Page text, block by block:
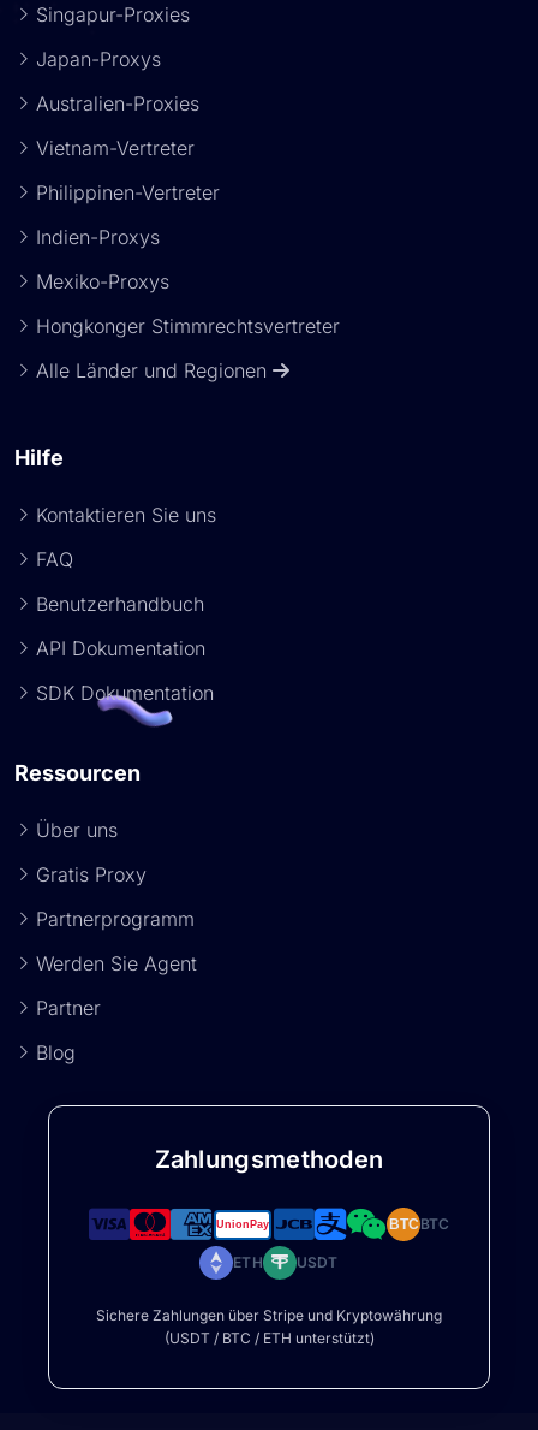
Singapur-Proxies
Japan-Proxys
Australien-Proxies
Vietnam-Vertreter
Philippinen-Vertreter
Indien-Proxys
Mexiko-Proxys
Hongkonger Stimmrechtsvertreter
Alle Länder und Regionen
Hilfe
Kontaktieren Sie uns
FAQ
Benutzerhandbuch
API Dokumentation
SDK Dokumentation
Ressourcen
Über uns
Gratis Proxy
Partnerprogramm
Werden Sie Agent
Partner
Blog
Zahlungsmethoden
BTCBTC
ETH USDT
Sichere Zahlungen über Stripe und Kryptowährung
(USDT / BTC / ETH unterstützt)